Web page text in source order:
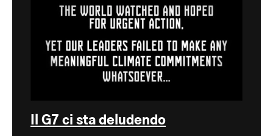
Il G7 ci sta deludendo